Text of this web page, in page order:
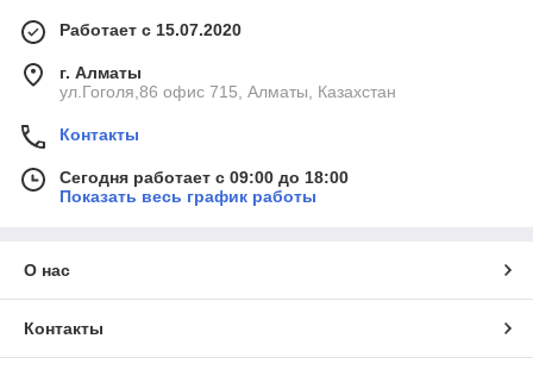
Работает с 15.07.2020
г. Алматы
ул.Гоголя,86 офис 715, Алматы, Казахстан
Контакты
Сегодня работает с 09:00 до 18:00
Показать весь график работы
О нас
Контакты